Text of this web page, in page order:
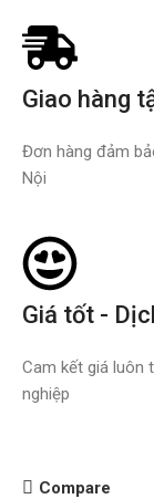
Giao hàng
Đơn hàng đảm
Nội
Giá tốt -
Cam kết giá luôn
nghiệp
Compare